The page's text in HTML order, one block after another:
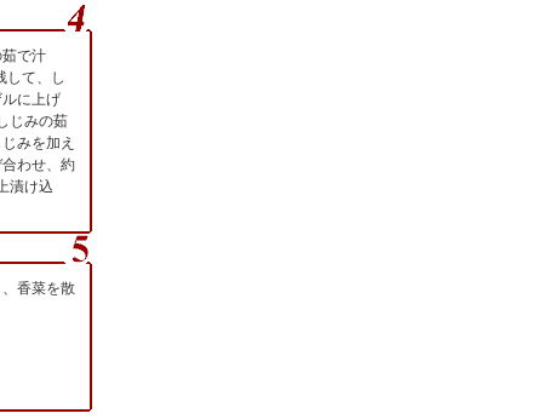
で汁
して、し
に上げ
じみの茹
みを加え
わせ、約
漬け込
香菜を散